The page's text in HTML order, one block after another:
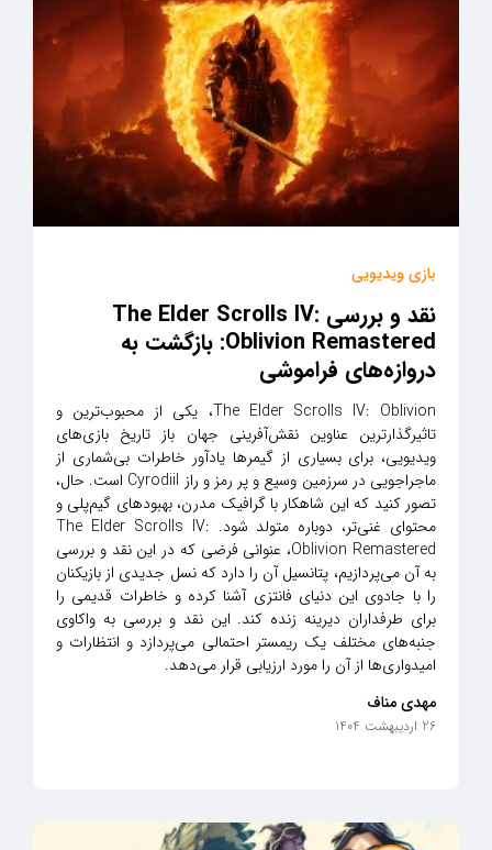
بازی ویدیویی
نقد و بررسی The Elder Scrolls IV:
Oblivion Remastered: بازگشت به
دروازه‌های فراموشی
The Elder Scrolls IV: Oblivion، یکی از محبوب‌ترین و
تاثیرگذارترین عناوین نقش‌آفرینی جهان باز تاریخ بازی‌های
ویدیویی، برای بسیاری از گیمرها یادآور خاطرات بی‌شماری از
ماجراجویی در سرزمین وسیع و پر رمز و راز Cyrodiil است. حال،
تصور کنید که این شاهکار با گرافیک مدرن، بهبودهای گیم‌پلی و
محتوای غنی‌تر، دوباره متولد شود. The Elder Scrolls IV:
Oblivion Remastered، عنوانی فرضی که در این نقد و بررسی
به آن می‌پردازیم، پتانسیل آن را دارد که نسل جدیدی از بازیکنان
را با جادوی این دنیای فانتزی آشنا کرده و خاطرات قدیمی را
برای طرفداران دیرینه زنده کند. این نقد و بررسی به واکاوی
جنبه‌های مختلف یک ریمستر احتمالی می‌پردازد و انتظارات و
امیدواری‌ها از آن را مورد ارزیابی قرار می‌دهد.
مهدی مناف
26 اردیبهشت 1404